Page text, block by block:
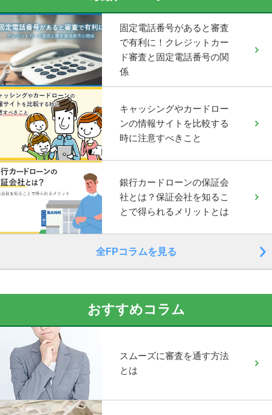
固定電話番号があると審査
で有利に！クレジットカー
ド審査と固定電話番号の関
係
キャッシングやカードロー
ンの情報サイトを比較する
時に注意すべきこと
銀行カードローンの保証会
社とは？保証会社を知るこ
とで得られるメリットとは
全FPコラムを見る
おすすめコラム
スムーズに審査を通す方法
とは